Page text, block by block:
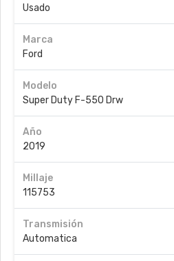
Usado
Marca
Ford
Modelo
Super Duty F-550 Drw
Año
2019
Millaje
115753
Transmisión
Automatica